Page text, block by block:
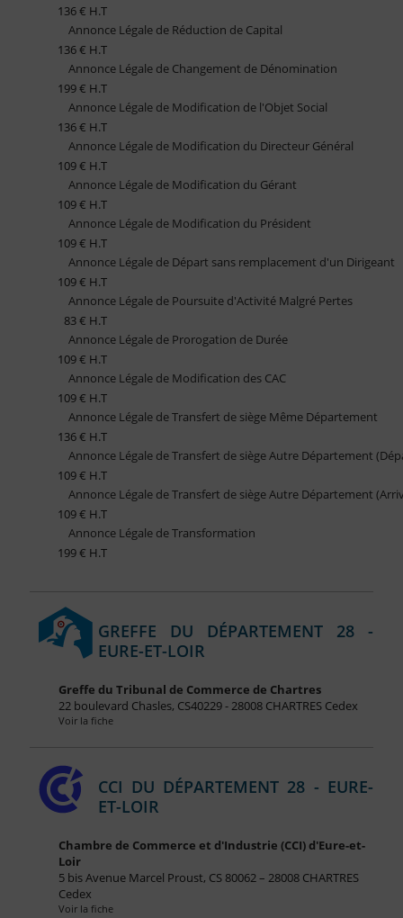
136 € H.T
Annonce Légale de Réduction de Capital
136 € H.T
Annonce Légale de Changement de Dénomination
199 € H.T
Annonce Légale de Modification de l'Objet Social
136 € H.T
Annonce Légale de Modification du Directeur Général
109 € H.T
Annonce Légale de Modification du Gérant
109 € H.T
Annonce Légale de Modification du Président
109 € H.T
Annonce Légale de Départ sans remplacement d'un Dirigeant
109 € H.T
Annonce Légale de Poursuite d'Activité Malgré Pertes
83 € H.T
Annonce Légale de Prorogation de Durée
109 € H.T
Annonce Légale de Modification des CAC
109 € H.T
Annonce Légale de Transfert de siège Même Département
136 € H.T
Annonce Légale de Transfert de siège Autre Département
109 € H.T
Annonce Légale de Transfert de siège Autre Département
109 € H.T
Annonce Légale de Transformation
199 € H.T
GREFFE DU DÉPARTEMENT 28 -
EURE-ET-LOIR
Greffe du Tribunal de Commerce de Chartres
22 boulevard Chasles, CS40229 - 28008 CHARTRES Cedex
Voir la fiche
CCI DU DÉPARTEMENT 28 - EURE-
ET-LOIR
Chambre de Commerce et d'Industrie (CCI) d'Eure-et-
Loir
5 bis Avenue Marcel Proust, CS 80062 – 28008 CHARTRES
Cedex
Voir la fiche